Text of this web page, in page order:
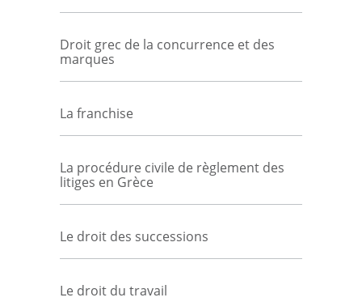
Droit grec de la concurrence et des
marques
La franchise
La procédure civile de règlement des
litiges en Grèce
Le droit des successions
Le droit du travail